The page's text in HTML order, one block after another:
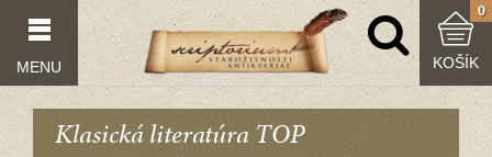
MENU
0
KOŠÍK
Klasická literatúra TOP